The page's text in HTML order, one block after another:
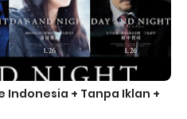
Indonesia + Tanpa Iklan +